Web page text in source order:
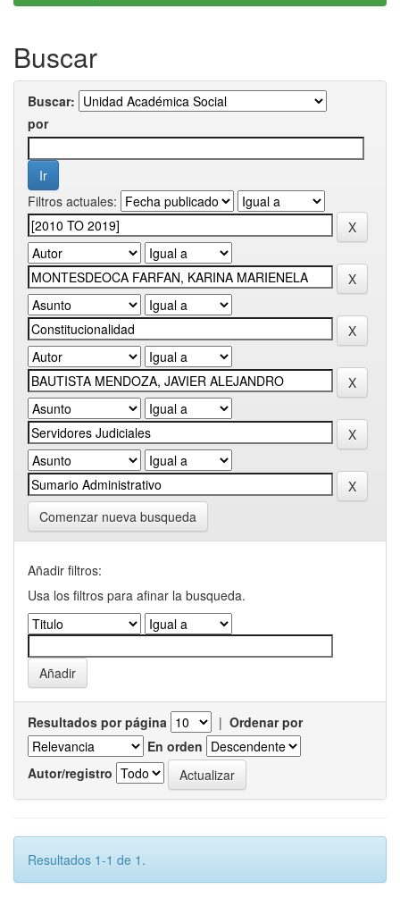
Buscar
Buscar:
por
Filtros actuales:
Comenzar nueva busqueda
Añadir filtros:
Usa los filtros para afinar la busqueda.
Resultados por página | Ordenar por
En orden
Autor/registro
Resultados 1-1 de 1.